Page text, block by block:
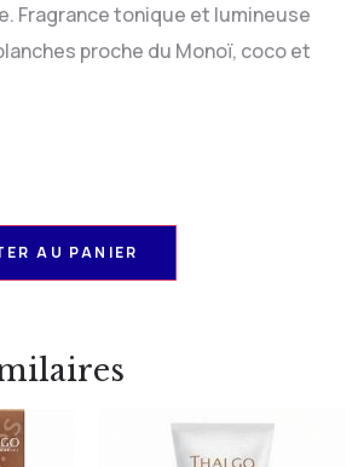
Fragrance tonique et lumineuse
proche du Monoï, coco et
AU PANIER